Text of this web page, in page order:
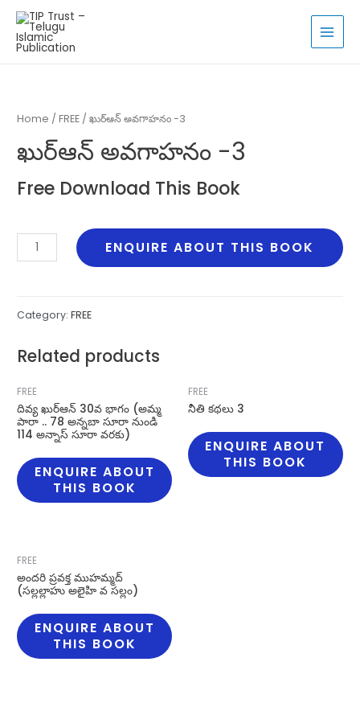
Skip
content
Home /FREE / ఖుర్ఆన్ అవగాహనం -3
ఖుర్ఆన్ అవగాహనం -3
Free Download This Book
ఖుర్ఆన్
అవగాహనం
ENQUIRE ABOUT THIS BOOK
Category:FREE
Related products
FREE
దివ్య ఖుర్ఆన్ 30వ భాగం (అమ్మ
పారా .. 78 అన్నబా సూరా నుండి
114 అన్నాస్ సూరా వరకు)
ENQUIRE ABOUT
THIS BOOK
FREE
నీతి కథలు 3
ENQUIRE ABOUT
THIS BOOK
FREE
అందరి ప్రవక్త ముహమ్మద్
(సల్లల్లాహు అలైహి వ సల్లం)
ENQUIRE ABOUT
THIS BOOK